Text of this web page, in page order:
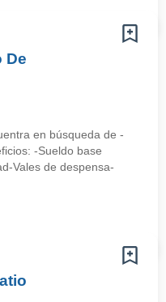
De
en búsqueda de -
-Sueldo base
Vales de despensa-